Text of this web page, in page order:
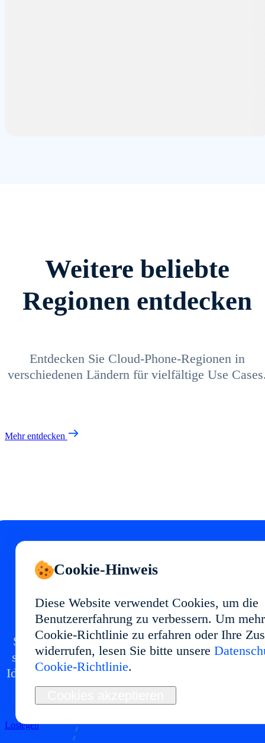
Weitere beliebte
Regionen entdecken
Entdecken Sie Cloud-Phone-Regionen in
verschiedenen Ländern für vielfältige Use
Mehr entdecken
Starten Sie Ihr Cloud
Phone in
Setzen Sie eine Cloud-Phone-Umgebung in mit
stabiler Performance und flexibler Nutzung auf.
Ideal für Multi-Account-Management, App-
Automatisierung und langfristige Abläufe.
Loslegen
Cookie-Hinweis
Diese Website verwendet Cookies, um die
Benutzererfahrung zu verbessern. Um
Cookie-Richtlinie zu erfahren oder Ihre
widerrufen, lesen Sie bitte unsere
Cookie-Richtlinie.